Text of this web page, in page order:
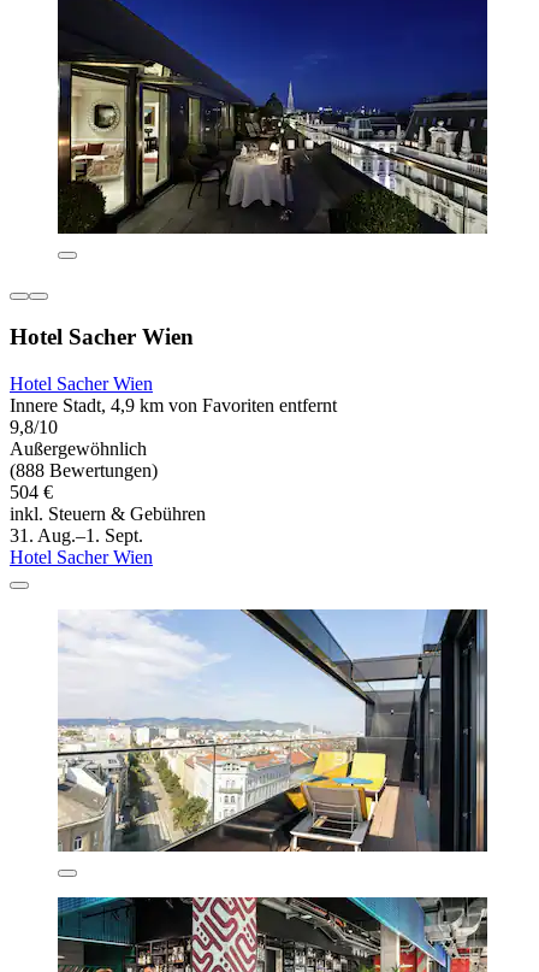
Hotel Sacher Wien
Hotel Sacher Wien
Innere Stadt, 4,9 km von Favoriten entfernt
9,8/10
Außergewöhnlich
(888 Bewertungen)
504 €
inkl. Steuern & Gebühren
31. Aug.–1. Sept.
Hotel Sacher Wien